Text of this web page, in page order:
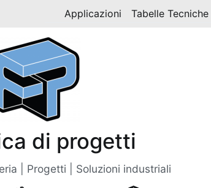
Applicazioni Tabelle Tecniche
di progetti
| Progetti | Soluzioni industriali